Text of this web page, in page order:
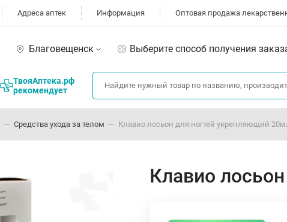
Адреса аптек Информация Оптовая продажа
Благовещенск Выберите способ получения
ТвояАптека.рф
рекомендует
Средства ухода за телом Клавио лосьон для ногтей укрепляющий
Клавио